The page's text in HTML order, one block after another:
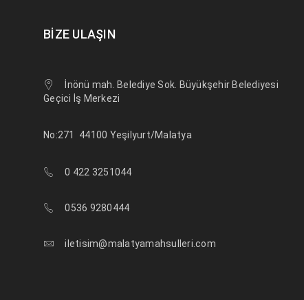
BIZE ULAŞIN
İnönü mah. Belediye Sok. Büyükşehir Belediyesi
Geçici İş Merkezi
No:271 44100 Yeşilyurt/Malatya
0 422 3251044
0536 9280444
iletisim@malatyamahsulleri.com